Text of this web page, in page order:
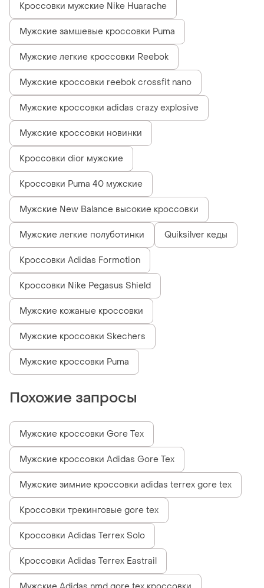
Кроссовки мужские Nike Huarache
Мужские замшевые кроссовки Puma
Мужские легкие кроссовки Reebok
Мужские кроссовки reebok crossfit nano
Мужские кроссовки adidas crazy explosive
Мужские кроссовки новинки
Кроссовки dior мужские
Кроссовки Puma 40 мужские
Мужские New Balance высокие кроссовки
Мужские легкие полуботинки Quiksilver кеды
Кроссовки Adidas Formotion
Кроссовки Nike Pegasus Shield
Мужские кожаные кроссовки
Мужские кроссовки Skechers
Мужские кроссовки Puma
Похожие запросы
Мужские кроссовки Gore Tex
Мужские кроссовки Adidas Gore Tex
Мужские зимние кроссовки adidas terrex gore tex
Кроссовки трекинговые gore tex
Кроссовки Adidas Terrex Solo
Кроссовки Adidas Terrex Eastrail